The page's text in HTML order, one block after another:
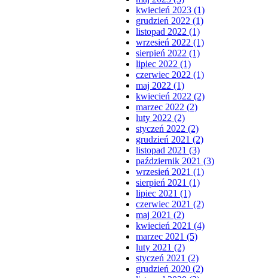
kwiecień 2023 (1)
grudzień 2022 (1)
listopad 2022 (1)
wrzesień 2022 (1)
sierpień 2022 (1)
lipiec 2022 (1)
czerwiec 2022 (1)
maj 2022 (1)
kwiecień 2022 (2)
marzec 2022 (2)
luty 2022 (2)
styczeń 2022 (2)
grudzień 2021 (2)
listopad 2021 (3)
październik 2021 (3)
wrzesień 2021 (1)
sierpień 2021 (1)
lipiec 2021 (1)
czerwiec 2021 (2)
maj 2021 (2)
kwiecień 2021 (4)
marzec 2021 (5)
luty 2021 (2)
styczeń 2021 (2)
grudzień 2020 (2)